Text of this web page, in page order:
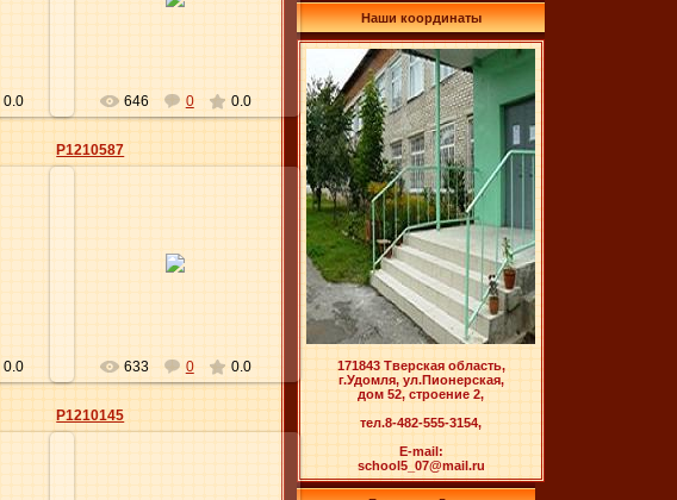
0.0 646 0 0.0
0.0
P1210587
633 0 0.0
P1210145
Наши координаты
171843 Тверская область,
г.Удомля, ул.Пионерская,
дом 52, строение 2,
тел.8-482-555-3154,
E-mail:
school5_07@mail.ru